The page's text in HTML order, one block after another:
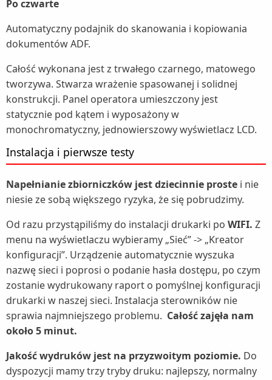
Po czwarte
Automatyczny podajnik do skanowania i kopiowania
dokumentów ADF.
Całość wykonana jest z trwałego czarnego, matowego
tworzywa. Stwarza wrażenie spasowanej i solidnej
konstrukcji. Panel operatora umieszczony jest
statycznie pod kątem i wyposażony w
monochromatyczny, jednowierszowy wyświetlacz LCD.
Instalacja i pierwsze testy
Napełnianie zbiorniczków jest dziecinnie proste i nie
niesie ze sobą większego ryzyka, że się pobrudzimy.
Od razu przystąpiliśmy do instalacji drukarki po WIFI. Z
menu na wyświetlaczu wybieramy „Sieć” -> „Kreator
konfiguracji”. Urządzenie automatycznie wyszuka
nazwę sieci i poprosi o podanie hasła dostępu, po czym
zostanie wydrukowany raport o pomyślnej konfiguracji
drukarki w naszej sieci. Instalacja sterowników nie
sprawia najmniejszego problemu. Całość zajęła nam
około 5 minut.
Jakość wydruków jest na przyzwoitym poziomie. Do
dyspozycji mamy trzy tryby druku: najlepszy, normalny